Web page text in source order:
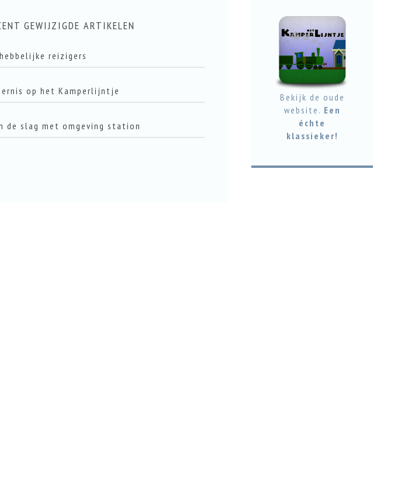
GEWIJZIGDE ARTIKELEN
reizigers
DIT ARTIKEL
op het Kamperlijntje
DIT ARTIKEL
de slag met omgeving station
Bekijk de oude
website. Een
échte
klassieker!